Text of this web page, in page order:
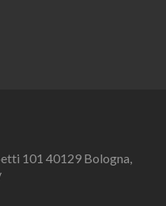
101 40129 Bologna,